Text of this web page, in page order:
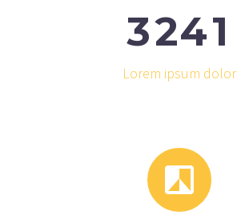
3241
Lorem ipsum dolor

